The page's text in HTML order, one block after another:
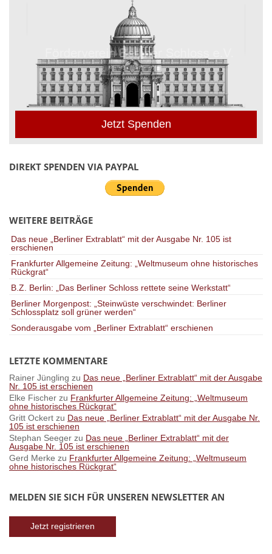
Jetzt Spenden
DIREKT SPENDEN VIA PAYPAL
WEITERE BEITRÄGE
Das neue „Berliner Extrablatt“ mit der Ausgabe Nr. 105 ist
erschienen
Frankfurter Allgemeine Zeitung: „Weltmuseum ohne historisches
Rückgrat“
B.Z. Berlin: „Das Berliner Schloss rettete seine Werkstatt“
Berliner Morgenpost: „Steinwüste verschwindet: Berliner
Schlossplatz soll grüner werden“
Sonderausgabe vom „Berliner Extrablatt“ erschienen
LETZTE KOMMENTARE
Rainer Jüngling zu Das neue „Berliner Extrablatt“ mit der Ausgabe
Nr. 105 ist erschienen
Elke Fischer zu Frankfurter Allgemeine Zeitung: „Weltmuseum
ohne historisches Rückgrat“
Gritt Ockert zu Das neue „Berliner Extrablatt“ mit der Ausgabe Nr.
105 ist erschienen
Stephan Seeger zu Das neue „Berliner Extrablatt“ mit der
Ausgabe Nr. 105 ist erschienen
Gerd Merke zu Frankfurter Allgemeine Zeitung: „Weltmuseum
ohne historisches Rückgrat“
MELDEN SIE SICH FÜR UNSEREN NEWSLETTER AN
Jetzt registrieren